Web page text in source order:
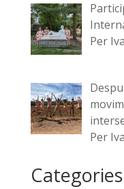
Per
Per
Categories